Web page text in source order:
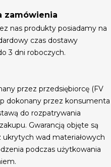
zamówienia
nas produkty posiadamy na
czas dostawy
3 dni roboczych.
przez przedsiębiorcę (FV
dokonany przez konsumenta
do rozpatrywania
Gwarancją objęte są
wad materiałowych
podczas użytkowania